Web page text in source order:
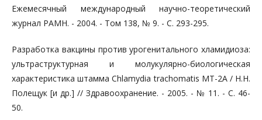
Ежемесячный меж­дународный научно-теоретический
журнал РАМН. - 2004. - Том 138, № 9. - С. 293-295.
Разработка вакцины против урогенитального хламидиоза:
ультраструктурная и молукулярно-биологическая
характеристика штамма Chlamydia trachomatis МТ-2А / Н.Н.
Полещук [и др.] // Здра­воохранение. - 2005. - № 11. - С. 46-
50.